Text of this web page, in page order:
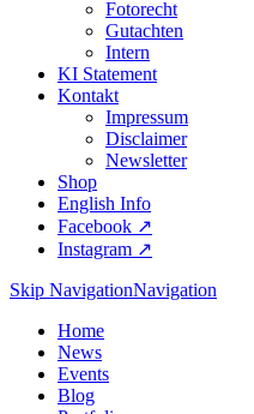
Fotorecht
Gutachten
Intern
KI Statement
Kontakt
Impressum
Disclaimer
Newsletter
Shop
English Info
Facebook ↗︎
Instagram ↗︎
Skip NavigationNavigation
Home
News
Events
Blog